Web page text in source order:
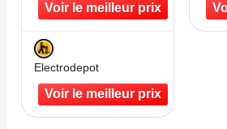
Electrodepot